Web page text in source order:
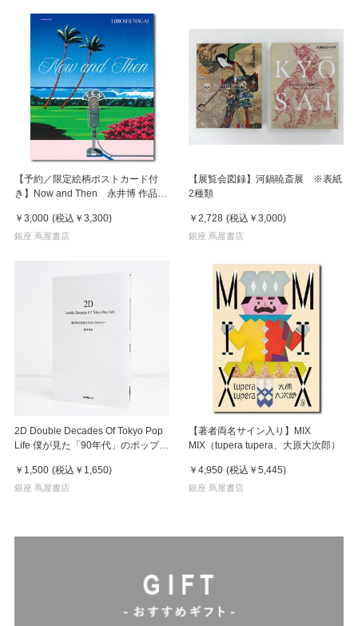
【予約／限定絵柄ポストカード付
き】Now and Then 永井博 作品
￥3,000 (税込 ￥3,300)
銀座 蔦屋書店
【展覧会図録】河鍋暁斎展 ※表紙
2種類
￥2,728 (税込 ￥3,000)
銀座 蔦屋書店
2D Double Decades Of Tokyo Pop
Life 僕が見た「90年代」のポップカ
￥1,500 (税込 ￥1,650)
銀座 蔦屋書店
【著者両名サイン入り】MIX
MIX（tupera tupera、大原大次郎）
￥4,950 (税込 ￥5,445)
銀座 蔦屋書店